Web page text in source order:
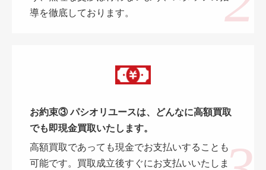
導を徹底しております。
お約束③ パシオリユースは、どんなに高額買取
でも即現金買取いたします。
高額買取であっても現金でお支払いすることも
可能です。買取成立後すぐにお支払いいたしま